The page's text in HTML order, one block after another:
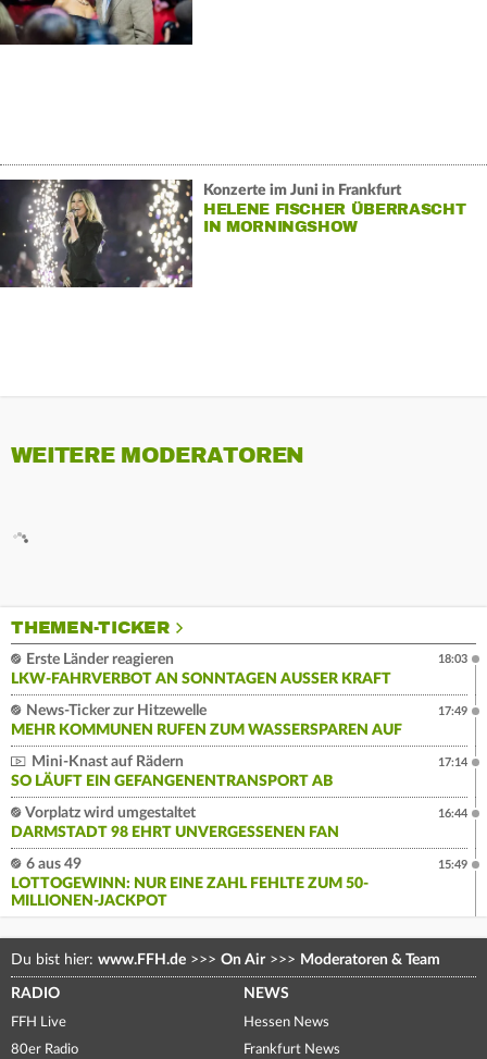
Konzerte im Juni in Frankfurt
HELENE FISCHER ÜBERRASCHT
IN MORNINGSHOW
WEITERE MODERATOREN
THEMEN-TICKER
Erste Länder reagieren
LKW-FAHRVERBOT AN SONNTAGEN AUSSER KRAFT
18:03
News-Ticker zur Hitzewelle
MEHR KOMMUNEN RUFEN ZUM WASSERSPAREN AUF
17:49
Mini-Knast auf Rädern
SO LÄUFT EIN GEFANGENENTRANSPORT AB
17:14
Vorplatz wird umgestaltet
DARMSTADT 98 EHRT UNVERGESSENEN FAN
16:44
6 aus 49
LOTTOGEWINN: NUR EINE ZAHL FEHLTE ZUM 50-
MILLIONEN-JACKPOT
15:49
Du bist hier: www.FFH.de >>> On Air >>> Moderatoren & Team
RADIO
FFH Live
80er Radio
NEWS
Hessen News
Frankfurt News